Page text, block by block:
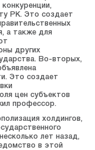
РК. Это создает
а также для
других
Во-вторых,
Это создает
цен субъектов
профессор.
холдингов,
лет назад,
в этой